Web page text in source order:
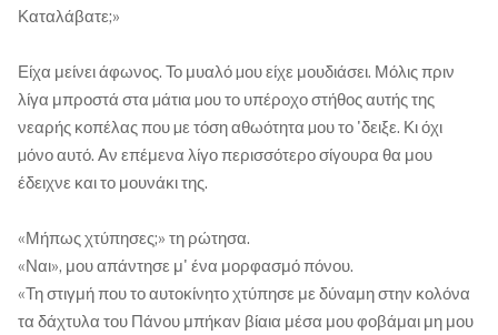
Καταλάβατε;»
Είχα μείνει άφωνος. Το μυαλό µου είχε μουδιάσει. Μόλις πριν
λίγα μπροστά στα µάτια µου το υπέροχο στήθος αυτής της
νεαρής κοπέλας που µε τόση αθωότητα µου το 'δειξε. Κι όχι
µόνο αυτό. Αν επέμενα λίγο περισσότερο σίγουρα θα μου
έδειχνε και το μουνάκι της.
«Μήπως χτύπησες;» τη ρώτησα.
«Ναι», μου απάντησε μ' ένα μορφασμό πόνου.
«Τη στιγμή που το αυτοκίνητο χτύπησε με δύναμη στην κολόνα
τα δάχτυλα του Πάνου μπήκαν βίαια μέσα μου φοβάμαι μη μου